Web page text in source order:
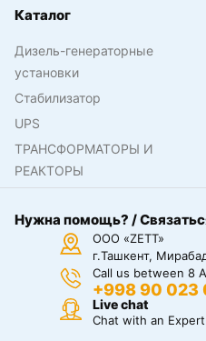
Каталог
Дизель-генераторные
установки
Стабилизатор
UPS
ТРАНСФОРМАТОРЫ И
РЕАКТОРЫ
Нужна помощь? /
ООО «ZETT»
г.Ташкент,
Call us between 8
+998 90 023
Live chat
Chat with an Expert